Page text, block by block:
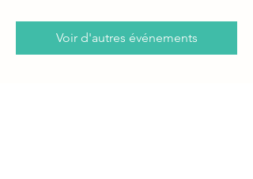
Voir d'autres événements